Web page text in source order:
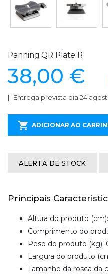
Panning QR Plate R
38,00 €
Entrega prevista dia 24
ADICIONAR AO
ALERTA DE STOCK
Principais
Altura do produto
Comprimento do
Peso do produto (kg):
Largura do produto
Tamanho da rosca da